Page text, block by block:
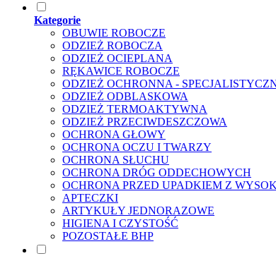
Kategorie
OBUWIE ROBOCZE
ODZIEŻ ROBOCZA
ODZIEŻ OCIEPLANA
RĘKAWICE ROBOCZE
ODZIEŻ OCHRONNA -
ODZIEŻ ODBLASKOWA
ODZIEŻ TERMOAKTYWNA
ODZIEŻ PRZECIWDESZCZOWA
OCHRONA GŁOWY
OCHRONA OCZU I TWARZY
OCHRONA SŁUCHU
OCHRONA DRÓG ODDECHOWYCH
OCHRONA PRZED UPADKIEM Z
APTECZKI
ARTYKUŁY JEDNORAZOWE
HIGIENA I CZYSTOŚĆ
POZOSTAŁE BHP